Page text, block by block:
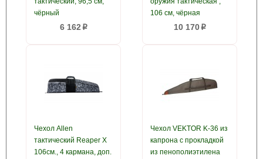
чёрный
6 162 p
106 см, чёрная
10 170p
Чехол Allen
тактический Reaper X
106см., 4 кармана, доп.
Чехол VEKTOR K-36 из
капрона с прокладкой
из пенополиэтилена